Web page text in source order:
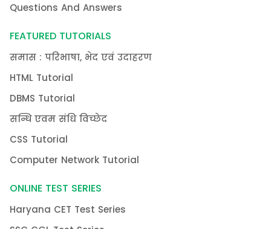
Questions And Answers
FEATURED TUTORIALS
समास : परिभाषा, भेद एवं उदाहरण
HTML Tutorial
DBMS Tutorial
सन्धि एवम संधि विच्छेद
CSS Tutorial
Computer Network Tutorial
ONLINE TEST SERIES
Haryana CET Test Series